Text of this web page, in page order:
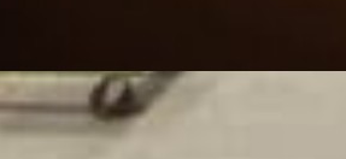
FeedbackCompany